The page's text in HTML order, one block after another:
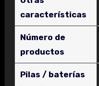
características
Número de
productos
Pilas / baterías